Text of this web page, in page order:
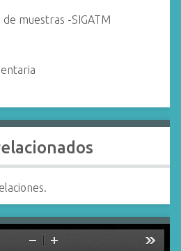
muestras -SIGATM